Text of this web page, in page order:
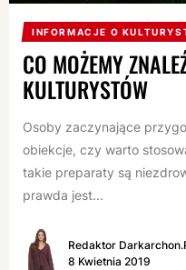
INFORMACJE O
CO MOŻEMY
KULTURYSTÓW
Osoby zaczynające
obiekcje, czy warto
takie preparaty są
prawda jest...
Redaktor
8 Kwietnia 2019